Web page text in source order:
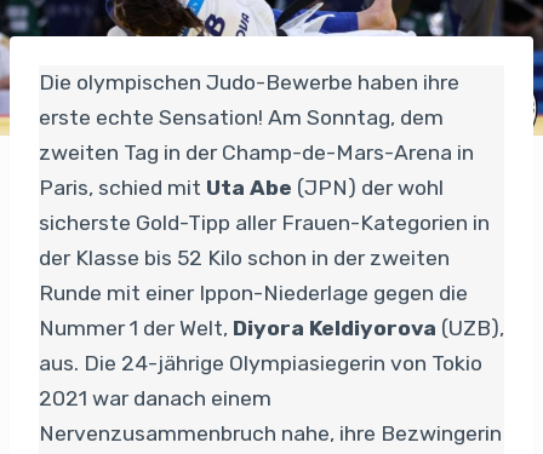
Die olympischen Judo-Bewerbe haben ihre
erste echte Sensation! Am Sonntag, dem
zweiten Tag in der Champ-de-Mars-Arena in
Paris, schied mit Uta Abe (JPN) der wohl
sicherste Gold-Tipp aller Frauen-Kategorien in
der Klasse bis 52 Kilo schon in der zweiten
Runde mit einer Ippon-Niederlage gegen die
Nummer 1 der Welt, Diyora Keldiyorova (UZB),
aus. Die 24-jährige Olympiasiegerin von Tokio
2021 war danach einem
Nervenzusammenbruch nahe, ihre Bezwingerin